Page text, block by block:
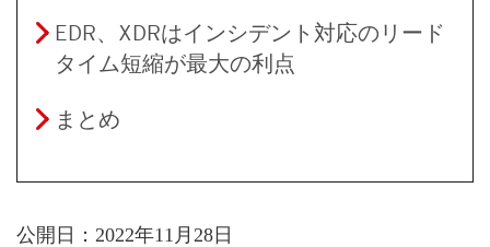
EDR、XDRはインシデント対応のリード
タイム短縮が最大の利点
まとめ
公開日：2022年11月28日